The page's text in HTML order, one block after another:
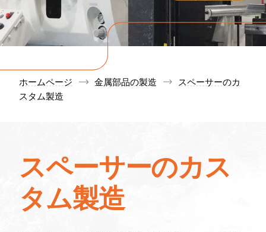
設備
ホームページ 金属部品の製造
スペーサーのカ
スタム製造
スペーサーのカス
タム製造